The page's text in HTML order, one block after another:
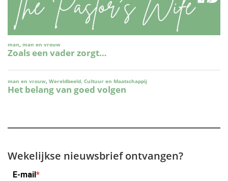
Wekelijkse nieuwsbrief ontvangen?